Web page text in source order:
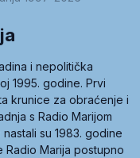
i nepolitička
1995. godine. Prvi
krunice za obraćenje i
s Radio Marijom
su 1983. godine
Radio Marija postupno